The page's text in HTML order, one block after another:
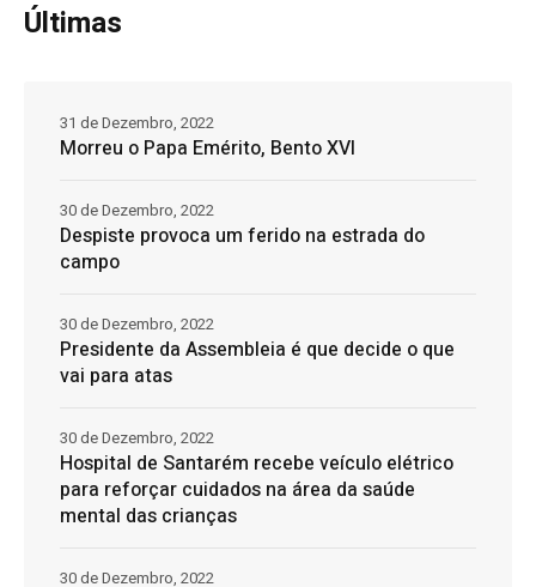
Últimas
Morreu o Papa Emérito, Bento XVI
31 de Dezembro, 2022
Despiste provoca um ferido na estrada do
campo
30 de Dezembro, 2022
Presidente da Assembleia é que decide o que
vai para atas
30 de Dezembro, 2022
Hospital de Santarém recebe veículo elétrico
para reforçar cuidados na área da saúde
mental das crianças
30 de Dezembro, 2022
30 de Dezembro, 2022